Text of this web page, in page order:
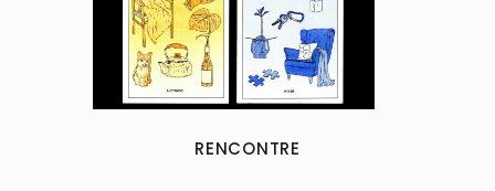
RENCONTRE